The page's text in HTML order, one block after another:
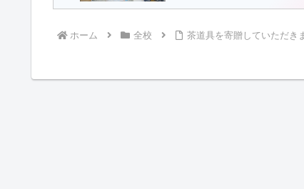
ホーム 全校 茶道具を寄贈していただき